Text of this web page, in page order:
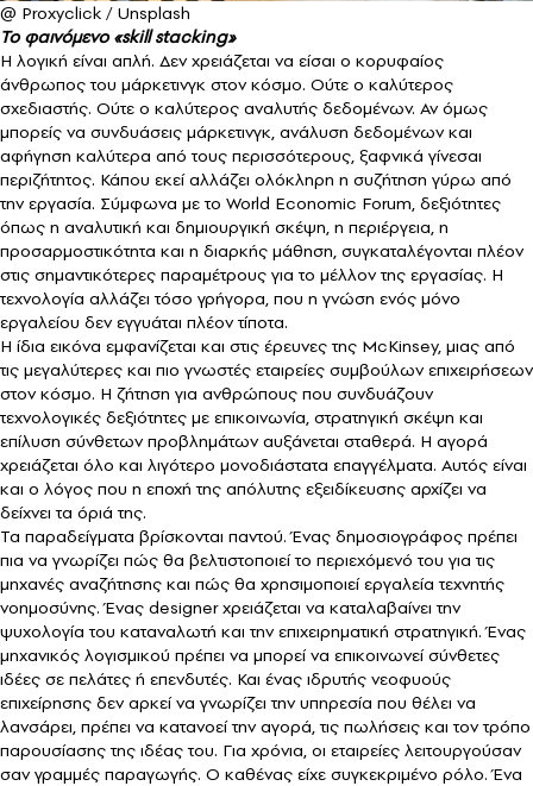
@ Proxyclick / Unsplash
Το φαινόμενο «skill stacking»
Η λογική είναι απλή. Δεν χρειάζεται να είσαι ο κορυφαίος
άνθρωπος του μάρκετινγκ στον κόσμο. Ούτε ο καλύτερος
σχεδιαστής. Ούτε ο καλύτερος αναλυτής δεδομένων. Αν όμως
μπορείς να συνδυάσεις μάρκετινγκ, ανάλυση δεδομένων και
αφήγηση καλύτερα από τους περισσότερους, ξαφνικά γίνεσαι
περιζήτητος. Κάπου εκεί αλλάζει ολόκληρη η συζήτηση γύρω από
την εργασία. Σύμφωνα με το World Economic Forum, δεξιότητες
όπως η αναλυτική και δημιουργική σκέψη, η περιέργεια, η
προσαρμοστικότητα και η διαρκής μάθηση, συγκαταλέγονται πλέον
στις σημαντικότερες παραμέτρους για το μέλλον της εργασίας. Η
τεχνολογία αλλάζει τόσο γρήγορα, που η γνώση ενός μόνο
εργαλείου δεν εγγυάται πλέον τίποτα.
Η ίδια εικόνα εμφανίζεται και στις έρευνες της McKinsey, μιας από
τις μεγαλύτερες και πιο γνωστές εταιρείες συμβούλων επιχειρήσεων
στον κόσμο. Η ζήτηση για ανθρώπους που συνδυάζουν
τεχνολογικές δεξιότητες με επικοινωνία, στρατηγική σκέψη και
επίλυση σύνθετων προβλημάτων αυξάνεται σταθερά. Η αγορά
χρειάζεται όλο και λιγότερο μονοδιάστατα επαγγέλματα. Αυτός είναι
και ο λόγος που η εποχή της απόλυτης εξειδίκευσης αρχίζει να
δείχνει τα όριά της.
Τα παραδείγματα βρίσκονται παντού. Ένας δημοσιογράφος πρέπει
πια να γνωρίζει πώς θα βελτιστοποιεί το περιεχόμενό του για τις
μηχανές αναζήτησης και πώς θα χρησιμοποιεί εργαλεία τεχνητής
νοημοσύνης. Ένας designer χρειάζεται να καταλαβαίνει την
ψυχολογία του καταναλωτή και την επιχειρηματική στρατηγική. Ένας
μηχανικός λογισμικού πρέπει να μπορεί να επικοινωνεί σύνθετες
ιδέες σε πελάτες ή επενδυτές. Και ένας ιδρυτής νεοφυούς
επιχείρησης δεν αρκεί να γνωρίζει την υπηρεσία που θέλει να
λανσάρει, πρέπει να κατανοεί την αγορά, τις πωλήσεις και τον τρόπο
παρουσίασης της ιδέας του. Για χρόνια, οι εταιρείες λειτουργούσαν
σαν γραμμές παραγωγής. Ο καθένας είχε συγκεκριμένο ρόλο. Ένα